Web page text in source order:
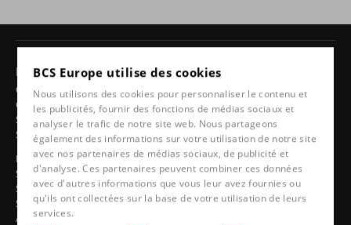
BCS Europe utilise des cookies
Nous utilisons des cookies pour personnaliser le contenu et
les publicités, fournir des fonctions de médias sociaux et
analyser le trafic de notre site web. Nous partageons
également des informations sur votre utilisation de notre site
avec nos partenaires de médias sociaux, de publicité et
d'analyse. Ces partenaires peuvent combiner ces données
avec d'autres informations que vous leur avez fournies ou
qu'ils ont collectées sur la base de votre utilisation de leurs
services.
Produits
Chaises 24 heures
Chaises pivotantes
Sièges auto ergonomiques
Sièges sport
Ligne classique
Sièges de bateau
Sièges de camion
Sièges de stade
Accessoires